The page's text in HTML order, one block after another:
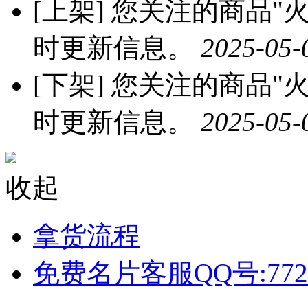
[上架] 您关注的商品"
时更新信息。 2025-
[下架] 您关注的商品"
时更新信息。 2025-
收起
拿货流程
免费名片客服QQ号